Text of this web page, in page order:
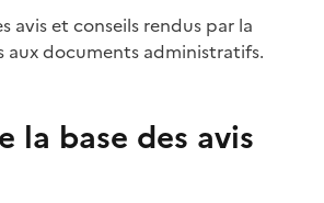
avis et conseils rendus par la
aux documents administratifs.
la base des avis